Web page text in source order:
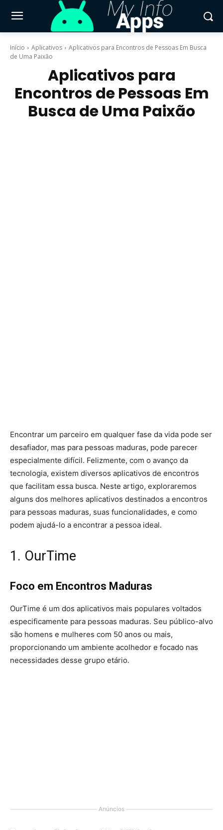
Início Aplicativos
Aplicativos para Encontros de Pessoas Em Busca
de Uma Paixão
Aplicativos para
Encontros de Pessoas Em
Busca de Uma Paixão
Encontrar um parceiro em qualquer fase da vida pode ser
desafiador, mas para pessoas maduras, pode parecer
especialmente difícil. Felizmente, com o avanço da
tecnologia, existem diversos aplicativos de encontros
que facilitam essa busca. Neste artigo, exploraremos
alguns dos melhores aplicativos destinados a encontros
para pessoas maduras, suas funcionalidades, e como
podem ajudá-lo a encontrar a pessoa ideal.
1. OurTime
Foco em Encontros Maduras
OurTime é um dos aplicativos mais populares voltados
especificamente para pessoas maduras. Seu público-alvo
são homens e mulheres com 50 anos ou mais,
proporcionando um ambiente acolhedor e focado nas
necessidades desse grupo etário.
Anúncios